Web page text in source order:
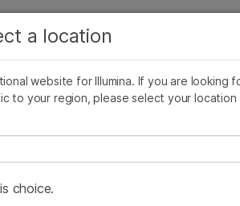
基因组“暗
容。选择您感兴趣的领域:
临床肿瘤学
遗传病和罕见病
a location
website for Illumina. If you are looking
to your region, please select your location
location
choice.